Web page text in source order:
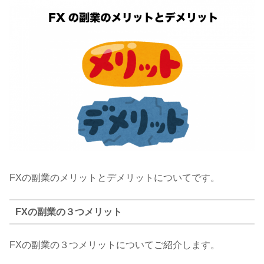
FXの副業のメリットとデメリットについてです。
FXの副業の３つメリット
FXの副業の３つメリットについてご紹介します。